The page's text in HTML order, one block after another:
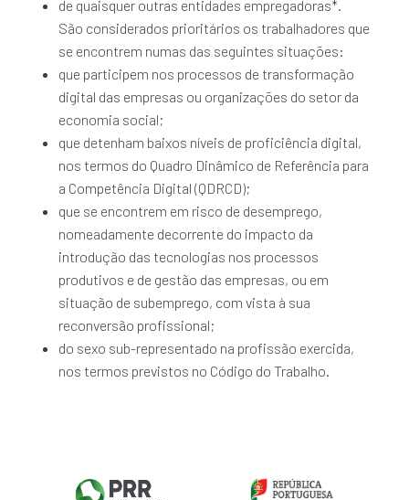
de quaisquer outras entidades empregadoras*.
São considerados prioritários os trabalhadores que
se encontrem numas das seguintes situações:
que participem nos processos de transformação
digital das empresas ou organizações do setor da
economia social;
que detenham baixos níveis de proficiência digital,
nos termos do Quadro Dinâmico de Referência para
a Competência Digital (QDRCD);
que se encontrem em risco de desemprego,
nomeadamente decorrente do impacto da
introdução das tecnologias nos processos
produtivos e de gestão das empresas, ou em
situação de subemprego, com vista à sua
reconversão profissional;
do sexo sub-representado na profissão exercida,
nos termos previstos no Código do Trabalho.